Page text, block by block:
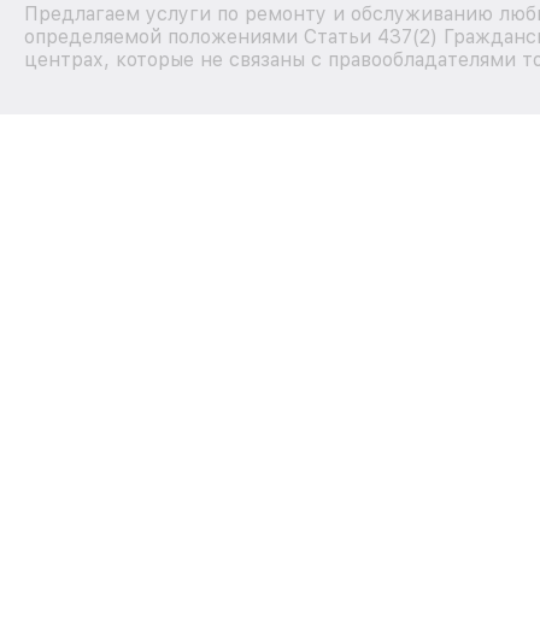
Предлагаем услуги по ремонту и обслуживанию
определяемой положениями Статьи 437(2)
центрах, которые не связаны с правообладателями